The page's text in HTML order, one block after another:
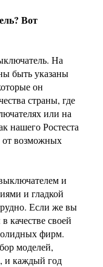
Вот
На
быть указаны
он
страны, где
или на
нашего Ростеста
от возможных
и
и гладкой
Если же вы
качестве своей
фирм.
моделей,
и каждый год